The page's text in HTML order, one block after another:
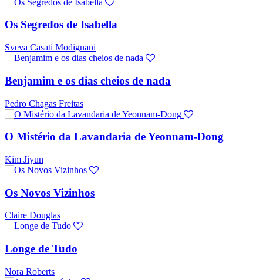
Os Segredos de Isabella
Sveva Casati Modignani
Benjamim e os dias cheios de nada
Pedro Chagas Freitas
O Mistério da Lavandaria de Yeonnam-Dong
Kim Jiyun
Os Novos Vizinhos
Claire Douglas
Longe de Tudo
Nora Roberts